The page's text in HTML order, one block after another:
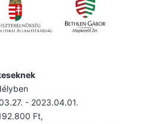
- 2023.04.01.
Ft,